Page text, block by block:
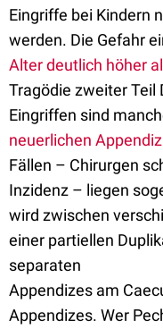
Eingriffe bei Kindern
werden. Die Gefahr
Alter deutlich höher
Tragödie zweiter Teil
Eingriffen sind
neuerlichen
Fällen – Chirurgen
Inzidenz – liegen
wird zwischen
einer partiellen
separaten
Appendizes am
Appendizes. Wer